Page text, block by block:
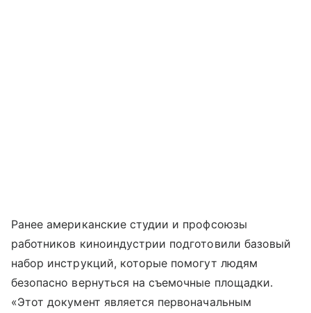
Ранее американские студии и профсоюзы
работников киноиндустрии подготовили базовый
набор инструкций, которые помогут людям
безопасно вернуться на съемочные площадки.
«Этот документ является первоначальным